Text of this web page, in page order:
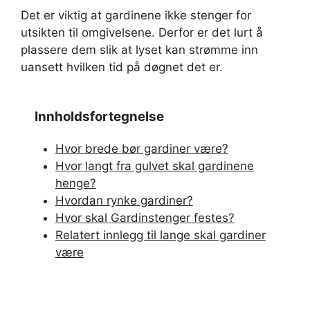
Det er viktig at gardinene ikke stenger for
utsikten til omgivelsene. Derfor er det lurt å
plassere dem slik at lyset kan strømme inn
uansett hvilken tid på døgnet det er.
Innholdsfortegnelse
Hvor brede bør gardiner være?
Hvor langt fra gulvet skal gardinene
henge?
Hvordan rynke gardiner?
Hvor skal Gardinstenger festes?
Relatert innlegg til lange skal gardiner
være